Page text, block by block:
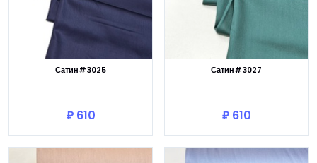
Сатин#3025
₽ 610
Сатин#3027
₽ 610